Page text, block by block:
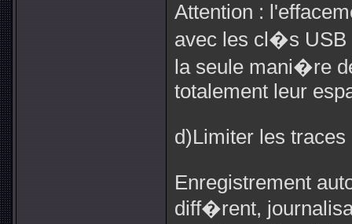
Attention :
avec les cl�s USB
la seule mani�re
totalement leur
d)Limiter les traces
Enregistrement
diff�rent,